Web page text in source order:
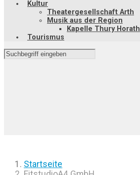
Kultur
Theatergesellschaft Arth
Musik aus der Region
Kapelle Thury Horath
Tourismus
Startseite